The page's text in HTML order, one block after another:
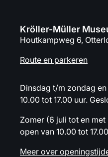
Kröller-Müller
Houtkampweg 6,
Route en parkeren
Dinsdag t/m zondag
10.00 tot 17.00 uur.
Zomer (6 juli tot en
open van 10.00 tot
Meer over